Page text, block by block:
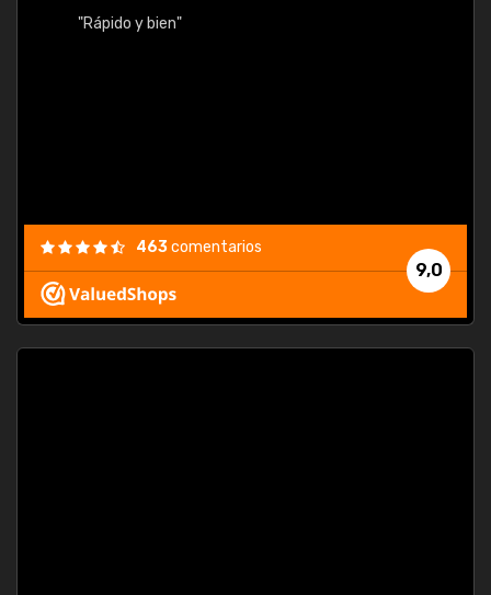
"Rápido y bien"
9,0
463comentarios